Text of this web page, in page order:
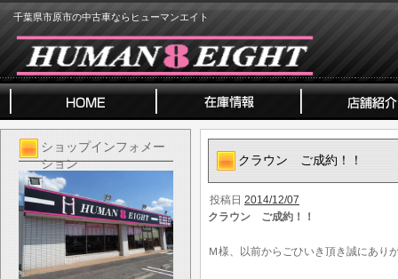
千葉県市原市の中古車ならヒューマンエイト
ショップインフォメー
ション
クラウン ご成約！！
投稿日 2014/12/07
クラウン ご成約！！
Ｍ様、以前からごひいき頂き誠にあり